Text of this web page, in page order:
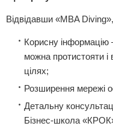
Відвідавши «MBA
Корисну інформацію
можна протистояти і
цілях;
Розширення мережі
Детальну
Бізнес-школа